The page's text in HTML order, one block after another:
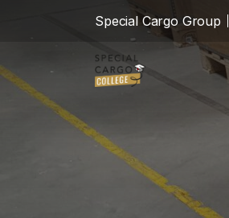
Special Cargo Group
Special Cargo Services